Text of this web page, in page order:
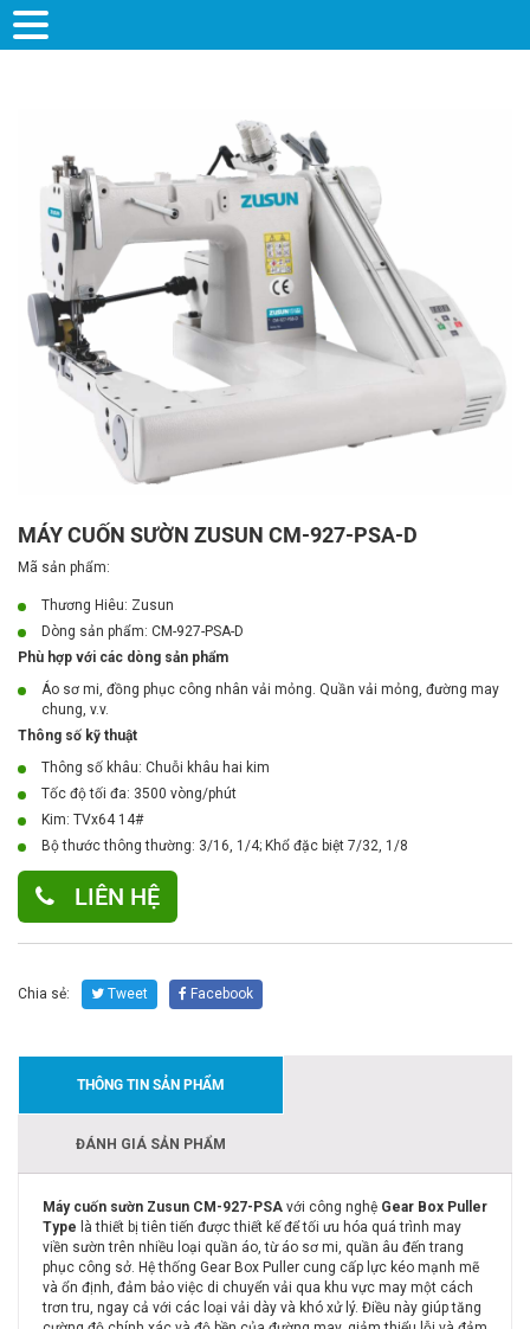
MÁY CUỐN SƯỜN ZUSUN CM-927-PSA-D
Mã sản phẩm:
Thương Hiêu: Zusun
Dòng sản phẩm: CM-927-PSA-D
Phù hợp với các dòng sản phẩm
Áo sơ mi, đồng phục công nhân vải mỏng. Quần vải mỏng, đường may
chung, v.v.
Thông số kỹ thuật
Thông số khâu: Chuỗi khâu hai kim
Tốc độ tối đa: 3500 vòng/phút
Kim: TVx64 14#
Bộ thước thông thường: 3/16, 1/4; Khổ đặc biệt 7/32, 1/8
LIÊN HỆ
Chia sẻ: Tweet Facebook
THÔNG TIN SẢN PHẨM
ĐÁNH GIÁ SẢN PHẨM
Máy cuốn sườn Zusun CM-927-PSA với công nghệ Gear Box Puller
Type là thiết bị tiên tiến được thiết kế để tối ưu hóa quá trình may
viền sườn trên nhiều loại quần áo, từ áo sơ mi, quần âu đến trang
phục công sở. Hệ thống Gear Box Puller cung cấp lực kéo mạnh mẽ
và ổn định, đảm bảo việc di chuyển vải qua khu vực may một cách
trơn tru, ngay cả với các loại vải dày và khó xử lý. Điều này giúp tăng